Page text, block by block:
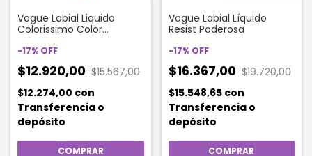
Vogue Labial Liquido
Colorissimo Color
-17% OFF
$12.920,00 $15.567,00
$12.274,00 con
Transferencia o
depósito
Vogue Labial Líquido
Resist Poderosa
-17% OFF
$16.367,00 $19.720,00
$15.548,65 con
Transferencia o
depósito